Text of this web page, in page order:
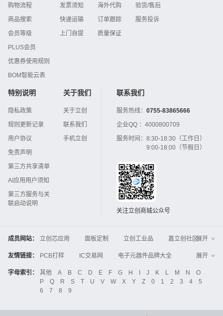
购物流程
商品搜索
会员等级
PLUS会员
优惠券使用规则
BOM智能云表
发票须知
快递运输
上门自提
海外代购
订单跟踪
质量保证
验货/售后
服务投诉
特别说明
隐私政策
规则更新记录
用户协议
免责声明
第三方共享清单
AI应用用户须知
第三方服务与关
联启动说明
关于我们
关于立创
联系我们
手机立创
联系我们
服务热线： 0755-83865666
企业QQ ： 4000800709
服务时间： 8:30-18:30（工作日）
9:00-18:00（节假日）
关注立创商城公众号
成员网站： 立创芯应用 面板定制 立创工业品
嘉立创社区
3D打印
嘉立创FPC 嘉立创PCB
嘉立创FA
Global Website LCSC
ZXHPCB
展开
友情链接： PCB打样 IC交易网
电子元器件品牌大全
中国IC网
智能电网 机电设备
电子工程网
晶振
电子技术应用 21icsearch
电子展
工业品采购
IC电子网 锂电池 集成灶
展开
字母索引： 其他 A B C D E F G H I J K L M N
O
P
Q R S T U V W X Y Z 0 1 2 3 4
5
6
7 8 9